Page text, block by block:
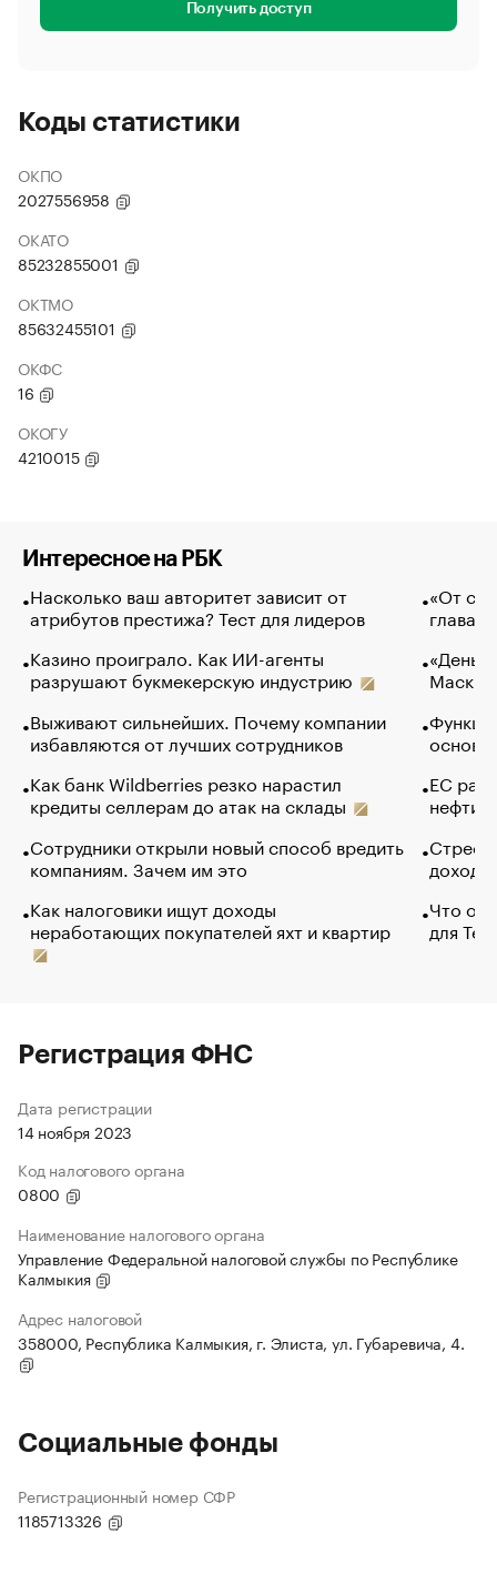
Получить доступ
Коды статистики
ОКПО
2027556958
ОКАТО
85232855001
ОКТМО
85632455101
ОКФС
16
ОКОГУ
4210015
Интересное на РБК
Насколько ваш авторитет зависит от
атрибутов престижа? Тест для лидеров
Казино проиграло. Как ИИ-агенты
разрушают букмекерскую индустрию
Выживают сильнейших. Почему компании
избавляются от лучших сотрудников
Как банк Wildberries резко нарастил
кредиты селлерам до атак на склады
Сотрудники открыли новый способ вредить
компаниям. Зачем им это
Как налоговики ищут доходы
неработающих покупателей яхт и квартир
«От
глава
Маск в
основ
ЕС
нефти
Что
для
Регистрация ФНС
Дата регистрации
14 ноября 2023
Код налогового органа
0800
Наименование налогового органа
Управление Федеральной налоговой службы по Республике
Калмыкия
Адрес налоговой
358000, Республика Калмыкия, г. Элиста, ул. Губаревича, 4.
Социальные фонды
Регистрационный номер СФР
1185713326